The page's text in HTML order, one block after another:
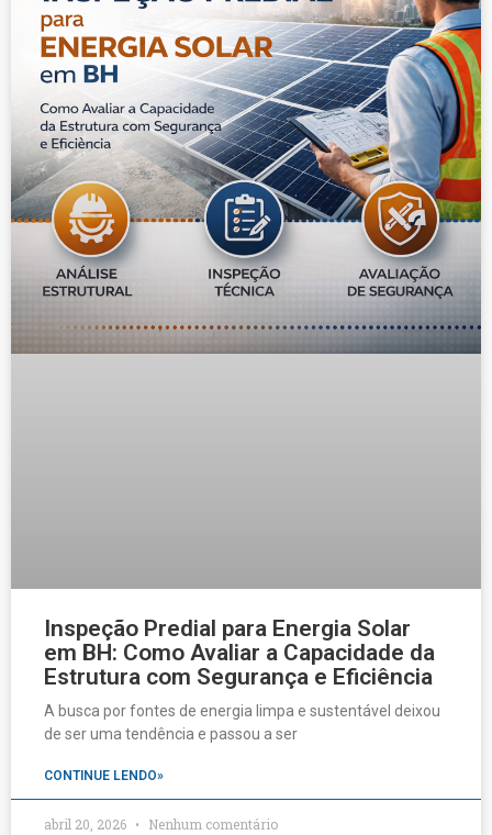
Inspeção Predial para Energia Solar
em BH: Como Avaliar a Capacidade da
Estrutura com Segurança e Eficiência
A busca por fontes de energia limpa e sustentável deixou
de ser uma tendência e passou a ser
CONTINUE LENDO»
abril 20, 2026 Nenhum comentário